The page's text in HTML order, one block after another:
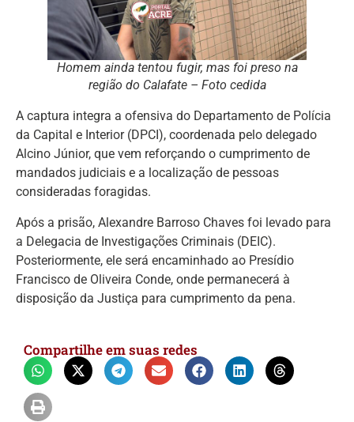
Homem ainda tentou fugir, mas foi preso na
região do Calafate – Foto cedida
A captura integra a ofensiva do Departamento de Polícia
da Capital e Interior (DPCI), coordenada pelo delegado
Alcino Júnior, que vem reforçando o cumprimento de
mandados judiciais e a localização de pessoas
consideradas foragidas.
Após a prisão, Alexandre Barroso Chaves foi levado para
a Delegacia de Investigações Criminais (DEIC).
Posteriormente, ele será encaminhado ao Presídio
Francisco de Oliveira Conde, onde permanecerá à
disposição da Justiça para cumprimento da pena.
Compartilhe em suas redes